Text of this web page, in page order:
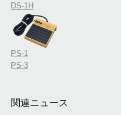
DS-1H
PS-1
PS-3
関連ニュース